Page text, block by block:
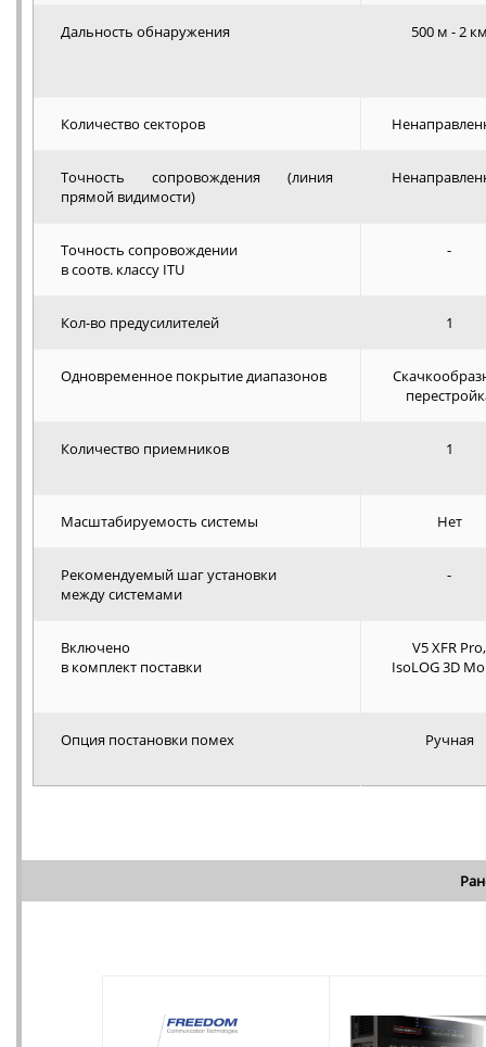
Дальность обнаружения 500 м - 2
Количество секторов
Точность сопровождения (линия
прямой видимости)
Точность сопровождении
в соотв. классу ITU
-
Кол-во предусилителей 1
Одновременное покрытие диапазонов
Количество приемников 1
Масштабируемость системы Нет
Рекомендуемый шаг установки
между системами
-
Включено
в комплект поставки
V5 XFR Pro,
IsoLOG 3D
Опция постановки помех Ручная